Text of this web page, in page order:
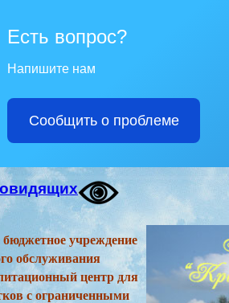
Есть вопрос?
Напишите нам
Сообщить о проблеме
бюджетное учреждение
обслуживания
центр для
с ограниченными